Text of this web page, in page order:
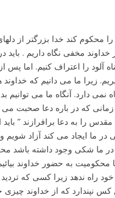
محکوم کند خدا بزرگتر از
نباید چیزی را از خداوند مخفی نگاه
آلود را اعتراف کنیم. اما پس
زیرا ما می دانیم که خداوند
نمی دارد. آنگاه ما می توانیم
حضور او بیائیم. پولس در اول تیموتائوس 2 : 8 زمانی
را به دعا برافرازند ” باید
ما ایجاد می کند آزاد شویم
نپندارد که از خداوند